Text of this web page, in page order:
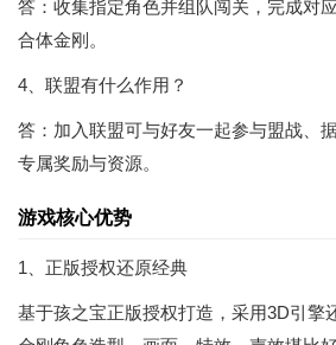
答：收集指定角色并组队闯关，完成对
合体金刚。
4、联盟有什么作用？
答：加入联盟可与好友一起参与盟战、
专属奖励与资源。
游戏核心优势
1、正版授权还原经典
基于孩之宝正版授权打造，采用3D引擎